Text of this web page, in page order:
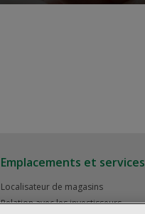
Emplacements et services
Localisateur de magasins
Relation avec les investisseurs